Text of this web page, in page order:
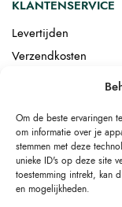
Om de beste ervaringen
om informatie over je
stemmen met deze
unieke ID's op deze site
toestemming intrekt, kan
en mogelijkheden.
KLANTENSERVICE
Levertijden
Verzendkosten
Afgemonteerd laten
Drop-shipping
Link building